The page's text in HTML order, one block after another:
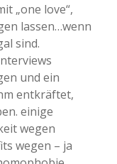
„one love“,
lassen…wenn
sind.
und ein
entkräftet,
einige
wegen
wegen – ja